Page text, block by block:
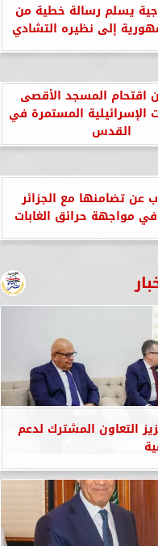
يسلم رسالة خطية من
إلى نظيره التشادي
اقتحام المسجد الأقصى
الإسرائيلية المستمرة في
القدس
عن تضامنها مع الجزائر
مواجهة حرائق الغابات
التعاون المشترك لدعم